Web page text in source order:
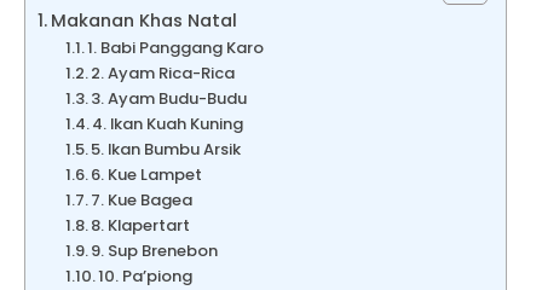
Makanan Khas Natal
1. Babi Panggang Karo
2. Ayam Rica-Rica
3. Ayam Budu-Budu
4. Ikan Kuah Kuning
5. Ikan Bumbu Arsik
6. Kue Lampet
7. Kue Bagea
8. Klapertart
9. Sup Brenebon
10. Pa’piong